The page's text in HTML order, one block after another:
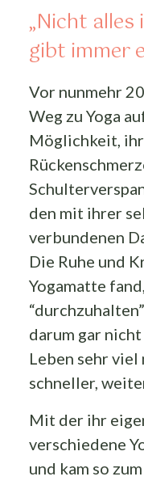
„Nicht alles
gibt immer
Vor nunmehr
Weg zu Yoga
Möglichkeit,
den mit ihrer
verbundenen
Die Ruhe und
Yogamatte
darum gar
Leben sehr viel
schneller,
Mit der ihr
verschiedene
und kam so